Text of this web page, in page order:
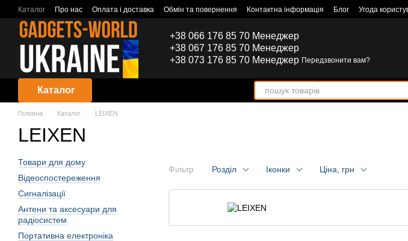
Перейти до основного контенту
Каталог Про нас Оплата і доставка Обмін та повернення Контактна інформація Блог Угода
+38 066 176 85 70 Менеджер
+38 067 176 85 70 Менеджер
+38 073 176 85 70 Менеджер Передзвонити вам?
Каталог
Головна Каталог LEIXEN
LEIXEN
Фільтр Розділ Іконки Ціна, грн
Товари для дому
Відеоспостереження
Сигналізації
Антени та аксесуари для
радіосистем
Портативна електроніка